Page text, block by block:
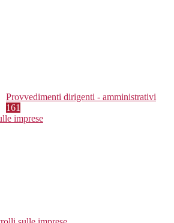
Provvedimenti dirigenti - amministrativi
161
imprese